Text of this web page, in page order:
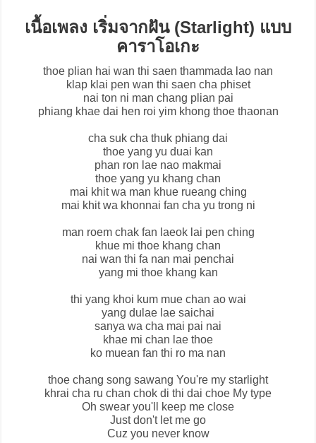
เนื้อเพลง เริ่มจากฝัน (Starlight) แบบ
คาราโอเกะ
thoe plian hai wan thi saen thammada lao nan
klap klai pen wan thi saen cha phiset
nai ton ni man chang plian pai
phiang khae dai hen roi yim khong thoe thaonan
cha suk cha thuk phiang dai
thoe yang yu duai kan
phan ron lae nao makmai
thoe yang yu khang chan
mai khit wa man khue rueang ching
mai khit wa khonnai fan cha yu trong ni
man roem chak fan laeok lai pen ching
khue mi thoe khang chan
nai wan thi fa nan mai penchai
yang mi thoe khang kan
thi yang khoi kum mue chan ao wai
yang dulae lae saichai
sanya wa cha mai pai nai
khae mi chan lae thoe
ko muean fan thi ro ma nan
thoe chang song sawang You're my starlight
khrai cha ru chan chok di thi dai choe My type
Oh swear you'll keep me close
Just don't let me go
Cuz you never know